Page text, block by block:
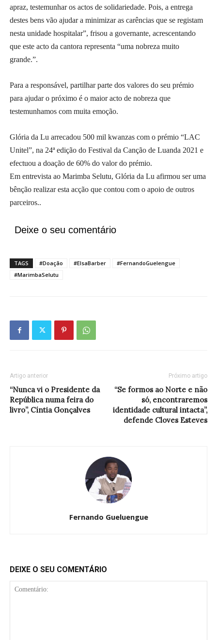
apraz, testemunhar os actos de solidariedade. Pois, a entrega
destes bens vão ajudar a minimizar as carências que se registam
nesta unidade hospitalar”, frisou a governante, acrescentando
que este acto da cantora representa “uma nobreza muito
grande.”.
Para a responsável, partilhar parte dos valores do seu prémio
para ajudar o próximo é o maior acto de nobreza que
testemunhamos com muita emoção.
Glória da Lu arrecadou 500 mil kwanzas com o prémio “LAC
Unitel”, na 24ª edição do Festival da Canção de Luanda 2021 e
efectuou a doação de 60% do valor do prémio.
Em entrevista ao Marimba Selutu, Glória da Lu afirmou ser uma
bênção realizar esta acção que contou com o apoio de outros
parceiros..
Deixe o seu comentário
TAGS #Doação #ElsaBarber
#FernandoGuelengue
#MarimbaSelutu
Artigo anterior
“Nunca vi o Presidente da
República numa feira do
livro”, Cíntia Gonçalves
Próximo artigo
“Se formos ao Norte e não
só, encontraremos
identidade cultural intacta”,
defende Cloves Esteves
Fernando Gueluengue
DEIXE O SEU COMENTÁRIO